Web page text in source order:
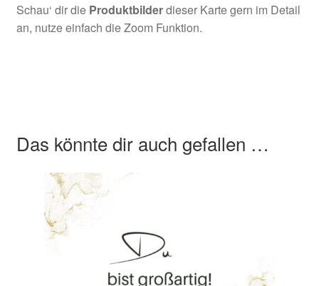
Schau‘ dir die Produktbilderdieser Karte gern im Detail
an, nutze einfach die Zoom Funktion.
Das könnte dir auch gefallen …